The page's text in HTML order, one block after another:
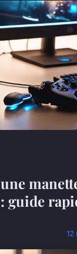
guide
12